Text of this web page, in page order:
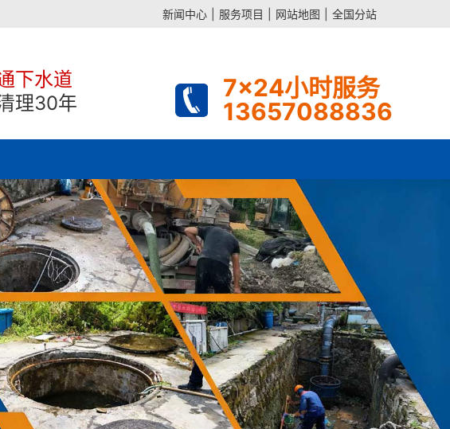
新闻中心 服务项目 网站地图 全国分站
下水道
理30年
7x24小时服务
13657088836